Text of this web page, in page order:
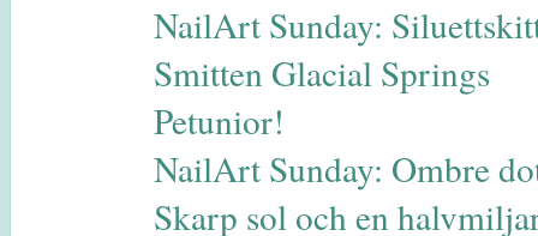
NailArt Sunday:
Smitten Glacial Springs
Petunior!
NailArt Sunday: Ombre
Skarp sol och en